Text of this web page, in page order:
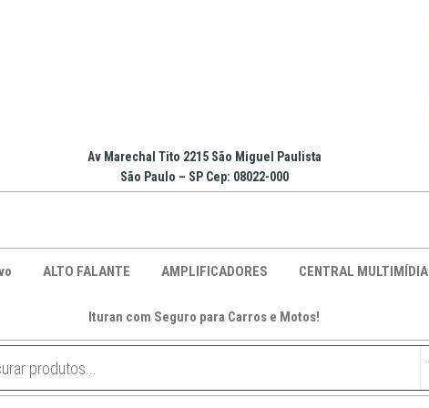
Av Marechal Tito 2215 São Miguel Paulista
São Paulo – SP Cep: 08022-000
ALTO FALANTE AMPLIFICADORES CENTRAL MULTIMÍDIA
Ituran com Seguro para Carros e Motos!